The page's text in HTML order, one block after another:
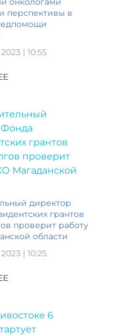
перспективы в
| 10:55
директор
грантов
проверит работу
области
| 10:25